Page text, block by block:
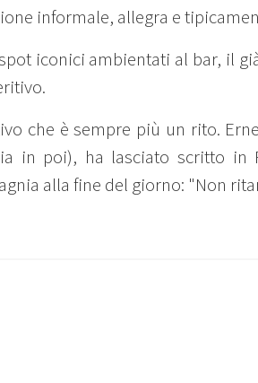
informale, allegra e
iconici ambientati al bar, il
che è sempre più un rito.
in poi), ha lasciato scritto
alla fine del giorno: "Non